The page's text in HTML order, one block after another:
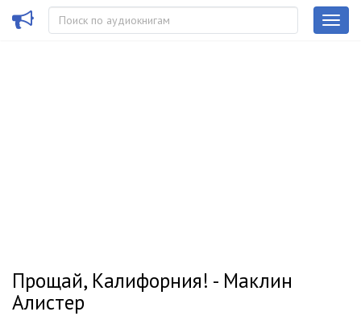
Прощай, Калифорния! - Маклин
Алистер